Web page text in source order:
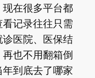
在很多平台都
记录往往只需
医院、医保结
也不用翻箱倒
到底去了哪家